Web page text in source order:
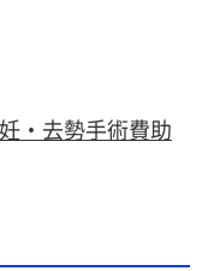
・去勢手術費助